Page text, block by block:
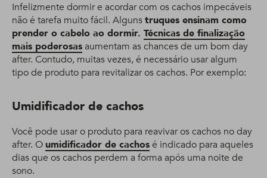
Infelizmente dormir e acordar com os cachos impecáveis
não é tarefa muito fácil. Algunstruques ensinam como
prender o cabelo ao dormir. Técnicas de finalização
mais poderosasaumentam as chances de um bom day
after. Contudo, muitas vezes, é necessário usar algum
tipo de produto para revitalizar os cachos. Por exemplo:
Umidificador de cachos
Você pode usar o produto para reavivar os cachos no day
after. Oumidificador de cachosé indicado para aqueles
dias que os cachos perdem a forma após uma noite de
sono.